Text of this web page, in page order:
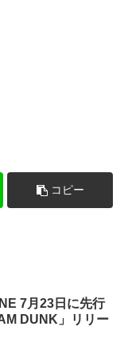
コピー
7月23日に先行
DUNK」リリー